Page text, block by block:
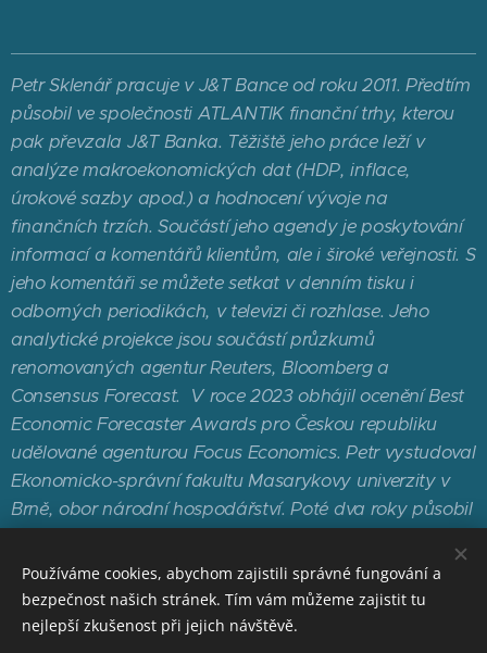
Petr Sklenář pracuje v J&T Bance od roku 2011. Předtím
působil ve společnosti ATLANTIK finanční trhy, kterou
pak převzala J&T Banka. Těžiště jeho práce leží v
analýze makroekonomických dat (HDP, inflace,
úrokové sazby apod.) a hodnocení vývoje na
finančních trzích. Součástí jeho agendy je poskytování
informací a komentářů klientům, ale i široké veřejnosti. S
jeho komentáři se můžete setkat v denním tisku i
odborných periodikách, v televizi či rozhlase. Jeho
analytické projekce jsou součástí průzkumů
renomovaných agentur Reuters, Bloomberg a
Consensus Forecast. V roce 2023 obhájil ocenění Best
Economic Forecaster Awards pro Českou republiku
udělované agenturou Focus Economics. Petr vystudoval
Ekonomicko-správní fakultu Masarykovy univerzity v
Brně, obor národní hospodářství. Poté dva roky působil
rozšiřoval i v rámci studia programu CFA (Level I&II).
Používáme cookies, abychom zajistili správné fungování a
bezpečnost našich stránek. Tím vám můžeme zajistit tu
nejlepší zkušenost při jejich návštěvě.